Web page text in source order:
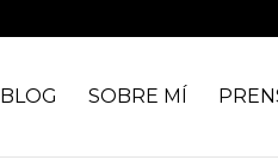
BLOG SOBRE MÍ